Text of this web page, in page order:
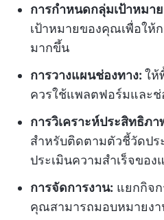
การกำหนดกลุ่มเป้าหมา
เป้าหมายของคุณเพื่อให้
มากขึ้น
การวางแผนช่องทาง: ให้
ควรใช้แพลตฟอร์มและช่
การวิเคราะห์ประสิทธิภา
สำหรับติดตามตัวชี้วัดป
ประเมินความสำเร็จของ
การจัดการงาน: แยกกิจ
คุณสามารถมอบหมายง